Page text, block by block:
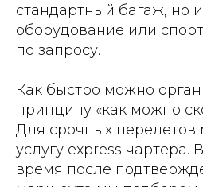
стандартный багаж, но
оборудование или
по запросу.
Как быстро можно
принципу «как можно
Для срочных перелетов
услугу express
время после